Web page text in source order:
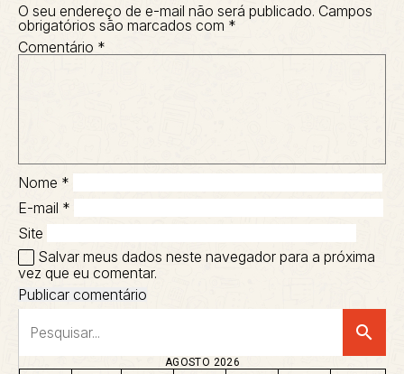
O seu endereço de e-mail não será publicado. Campos
obrigatórios são marcados com *
Comentário *
Nome *
E-mail *
Site
Salvar meus dados neste navegador para a próxima
vez que eu comentar.
search
AGOSTO 2026